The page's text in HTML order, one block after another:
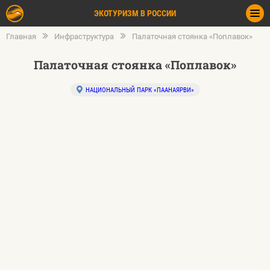
ЭКОТУРИЗМ В РОССИИ
Главная Инфраструктура Палаточная стоянка «Поплавок»
Палаточная стоянка «Поплавок»
НАЦИОНАЛЬНЫЙ ПАРК «ПААНАЯРВИ»